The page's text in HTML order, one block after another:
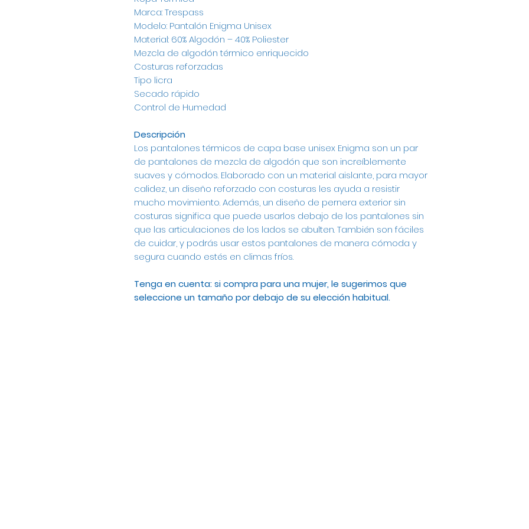
Marca: Trespass
Modelo: Pantalón Enigma Unisex
Material: 60% Algodón – 40% Poliester
Mezcla de algodón térmico enriquecido
Costuras reforzadas
Tipo licra
Secado rápido
Control de Humedad
Descripción
Los pantalones térmicos de capa base unisex Enigma son un par
de pantalones de mezcla de algodón que son increíblemente
suaves y cómodos. Elaborado con un material aislante, para mayor
calidez, un diseño reforzado con costuras les ayuda a resistir
mucho movimiento. Además, un diseño de pernera exterior sin
costuras significa que puede usarlos debajo de los pantalones sin
que las articulaciones de los lados se abulten. También son fáciles
de cuidar, y podrás usar estos pantalones de manera cómoda y
segura cuando estés en climas fríos.
Tenga en cuenta: si compra para una mujer, le sugerimos que
seleccione un tamaño por debajo de su elección habitual.